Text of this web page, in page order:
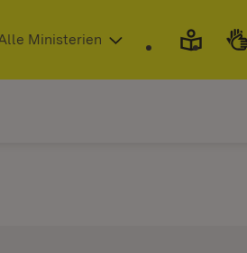
neuem Fenster)
Ministerien